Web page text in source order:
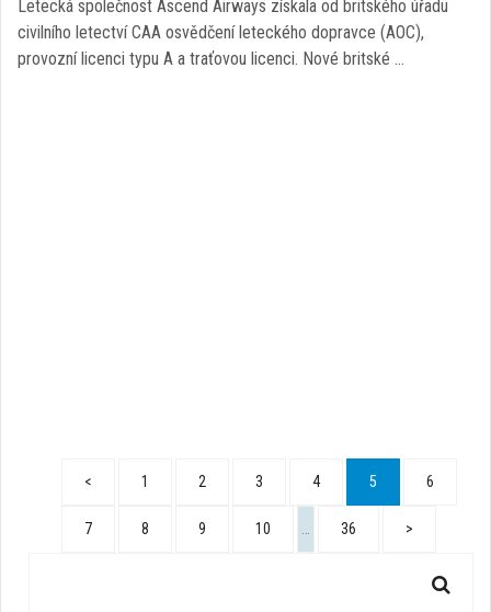
Letecká společnost Ascend Airways získala od britského úřadu
civilního letectví CAA osvědčení leteckého dopravce (AOC),
provozní licenci typu A a traťovou licenci. Nové britské …
< 1 2 3 4 5 6
7 8 9 10 36 >